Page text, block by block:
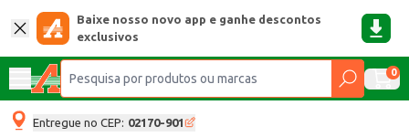
Baixe nosso novo app e ganhe descontos
exclusivos
0
Entregue no CEP: 02170-901